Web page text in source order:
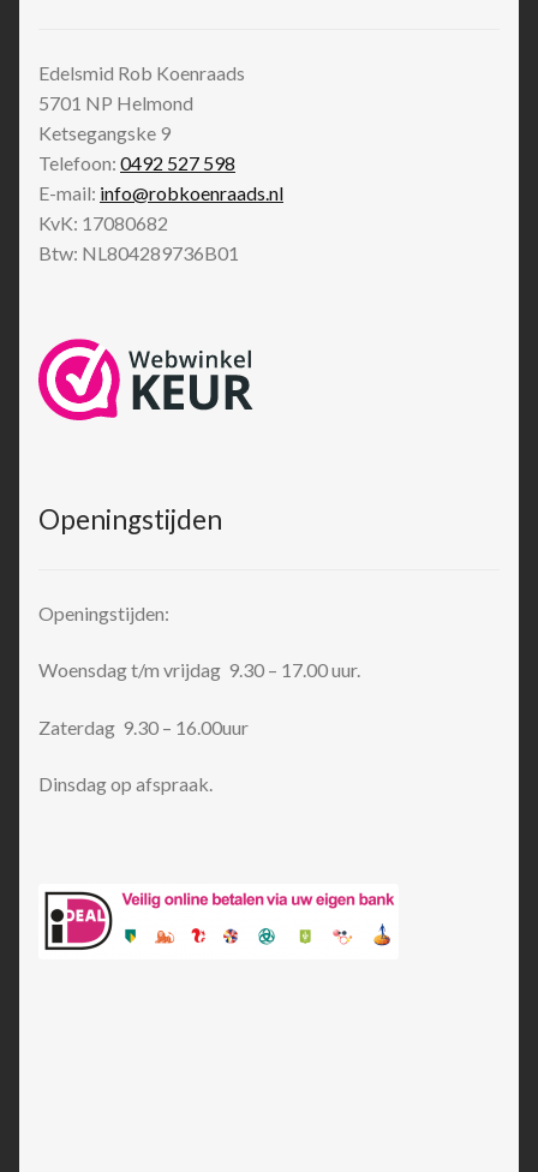
Edelsmid Rob Koenraads
5701 NP Helmond
Ketsegangske 9
Telefoon: 0492 527 598
E-mail: info@robkoenraads.nl
KvK: 17080682
Btw: NL804289736B01
Openingstijden
Openingstijden:
Woensdag t/m vrijdag 9.30 – 17.00 uur.
Zaterdag 9.30 – 16.00uur
Dinsdag op afspraak.